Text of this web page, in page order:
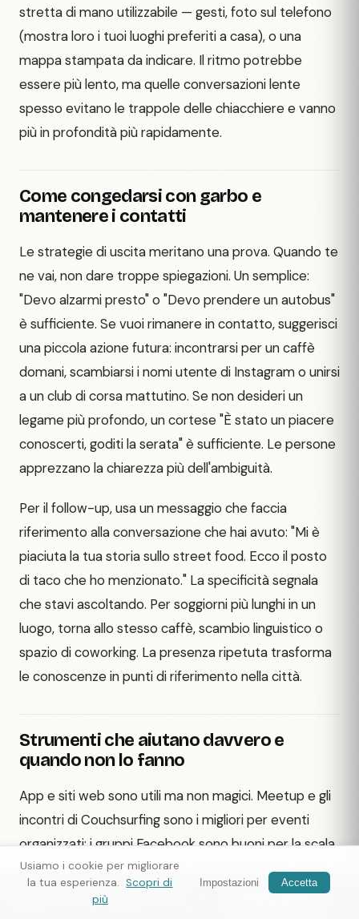
stretta di mano utilizzabile — gesti, foto sul telefono
(mostra loro i tuoi luoghi preferiti a casa), o una
mappa stampata da indicare. Il ritmo potrebbe
essere più lento, ma quelle conversazioni lente
spesso evitano le trappole delle chiacchiere e vanno
più in profondità più rapidamente.
Come congedarsi con garbo e
mantenere i contatti
Le strategie di uscita meritano una prova. Quando te
ne vai, non dare troppe spiegazioni. Un semplice:
"Devo alzarmi presto" o "Devo prendere un autobus"
è sufficiente. Se vuoi rimanere in contatto, suggerisci
una piccola azione futura: incontrarsi per un caffè
domani, scambiarsi i nomi utente di Instagram o unirsi
a un club di corsa mattutino. Se non desideri un
legame più profondo, un cortese "È stato un piacere
conoscerti, goditi la serata" è sufficiente. Le persone
apprezzano la chiarezza più dell'ambiguità.
Per il follow-up, usa un messaggio che faccia
riferimento alla conversazione che hai avuto: "Mi è
piaciuta la tua storia sullo street food. Ecco il posto
di taco che ho menzionato." La specificità segnala
che stavi ascoltando. Per soggiorni più lunghi in un
luogo, torna allo stesso caffè, scambio linguistico o
spazio di coworking. La presenza ripetuta trasforma
le conoscenze in punti di riferimento nella città.
Strumenti che aiutano davvero e
quando non lo fanno
App e siti web sono utili ma non magici. Meetup e gli
incontri di Couchsurfing sono i migliori per eventi
organizzati; i gruppi Facebook sono buoni per la scala
e i piani dell'ultimo minuto; le bacheche degli ostelli
sono un solido analogo se preferisci carta e appunti
Usiamo i cookie per migliorare
la tua esperienza. Scopri di
più
Impostazioni Accetta
— incontra viaggiatori vicino Scarica l'app